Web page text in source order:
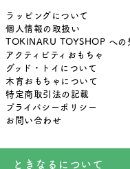
ラッピングについて
個人情報の取扱い
TOKINARU TOYSHOP への
アクティビティおもちゃ
グッド・トイについて
木育おもちゃについて
特定商取引法の記載
プライバシーポリシー
お問い合わせ
ときなるについて